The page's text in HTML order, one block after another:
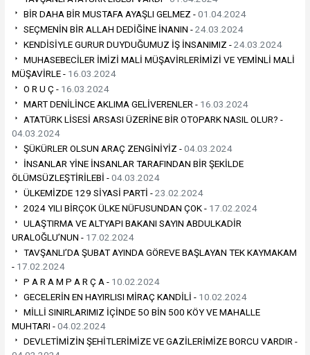
BİR DAHA BİR MUSTAFA AYAŞLI GELMEZ -01.04.2024
SEÇMENİN BİR ALLAH DEDİĞİNE İNANIN -24.03.2024
KENDİSİYLE GURUR DUYDUĞUMUZ İŞ İNSANIMIZ -24.03.2024
MUHASEBECİLER İMİZİ MALİ MÜŞAVİRLERİMİZİ VE YEMİNLİ MALİ
MÜŞAVİRLE - 16.03.2024
O R U Ç - 16.03.2024
MART DENİLİNCE AKLIMA GELİVERENLER - 16.03.2024
ATATÜRK LİSESİ ARSASI ÜZERİNE BİR OTOPARK NASIL OLUR? -
04.03.2024
ŞÜKÜRLER OLSUN ARAÇ ZENGİNİYİZ -04.03.2024
İNSANLAR YİNE İNSANLAR TARAFINDAN BİR ŞEKİLDE
ÖLÜMSÜZLEŞTİRİLEBİ -04.03.2024
ÜLKEMİZDE 129 SİYASİ PARTİ -23.02.2024
2024 YILI BİRÇOK ÜLKE NÜFUSUNDAN ÇOK - 17.02.2024
ULAŞTIRMA VE ALTYAPI BAKANI SAYIN ABDULKADİR
URALOĞLU’NUN - 17.02.2024
TAVŞANLI’DA ŞUBAT AYINDA GÖREVE BAŞLAYAN TEK KAYMAKAM
- 17.02.2024
P A R A M P A R Ç A - 10.02.2024
GECELERİN EN HAYIRLISI MİRAÇ KANDİLİ - 10.02.2024
MİLLİ SINIRLARIMIZ İÇİNDE 5O BİN 500 KÖY VE MAHALLE
MUHTARI -04.02.2024
DEVLETİMİZİN ŞEHİTLERİMİZE VE GAZİLERİMİZE BORCU VARDIR -